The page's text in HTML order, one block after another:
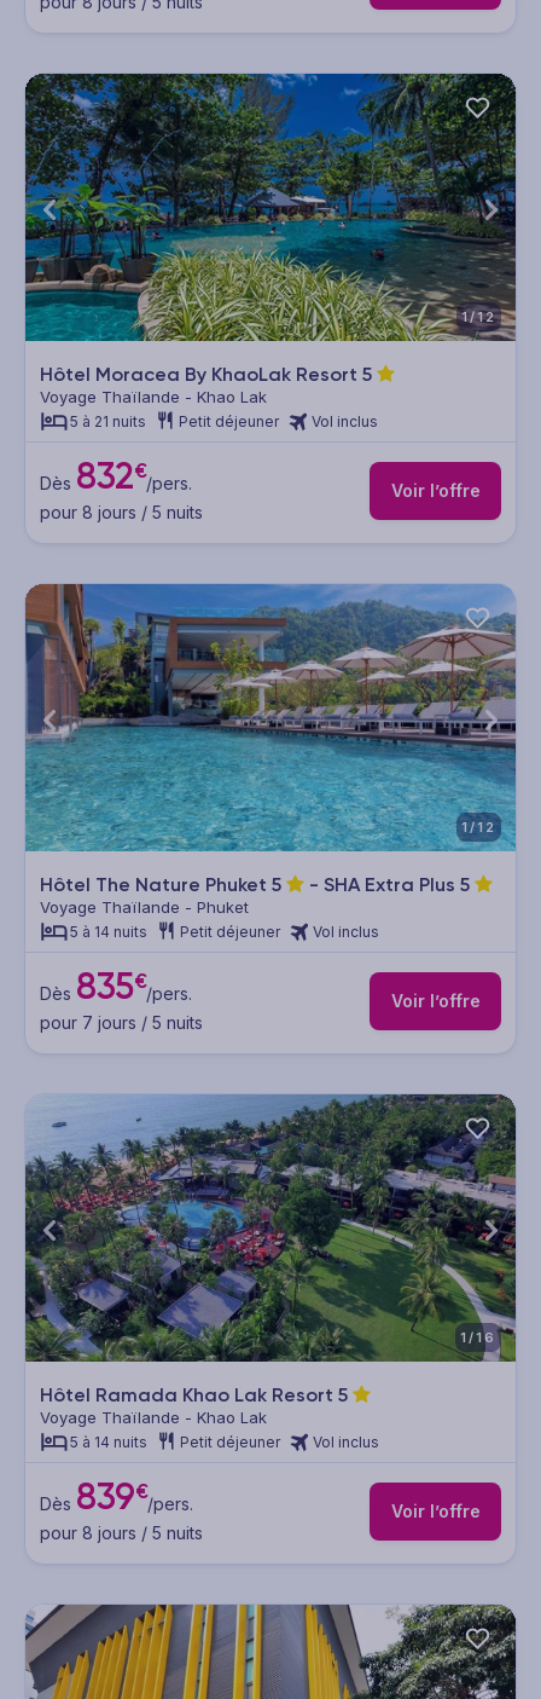
1/12
Hôtel Moracea By KhaoLak Resort 5
Voyage Thaïlande - Khao Lak
5 à 21 nuits Petit déjeuner Vol inclus
Dès 832€/pers.
pour 8 jours / 5 nuits
Voir l’offre
1/12
Hôtel The Nature Phuket 5 - SHA Extra Plus 5
Voyage Thaïlande - Phuket
5 à 14 nuits Petit déjeuner Vol inclus
Dès 835€/pers.
pour 7 jours / 5 nuits
Voir l’offre
1/16
Hôtel Ramada Khao Lak Resort 5
Voyage Thaïlande - Khao Lak
5 à 14 nuits Petit déjeuner Vol inclus
Dès 839€/pers.
pour 8 jours / 5 nuits
Voir l’offre